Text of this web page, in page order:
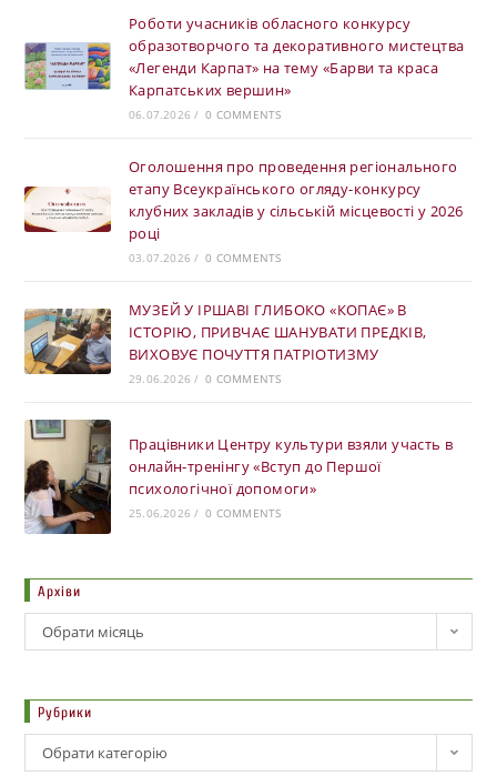
Роботи учасників обласного конкурсу
образотворчого та декоративного мистецтва
«Легенди Карпат» на тему «Барви та краса
Карпатських вершин»
06.07.2026 / 0 COMMENTS
Оголошення про проведення регіонального
етапу Всеукраїнського огляду-конкурсу
клубних закладів у сільській місцевості у 2026
році
03.07.2026 / 0 COMMENTS
МУЗЕЙ У ІРШАВІ ГЛИБОКО «КОПАЄ» В
ІСТОРІЮ, ПРИВЧАЄ ШАНУВАТИ ПРЕДКІВ,
ВИХОВУЄ ПОЧУТТЯ ПАТРІОТИЗМУ
29.06.2026 / 0 COMMENTS
Працівники Центру культури взяли участь в
онлайн-тренінгу «Вступ до Першої
психологічної допомоги»
25.06.2026 / 0 COMMENTS
Архіви
Обрати місяць
Рубрики
Обрати категорію